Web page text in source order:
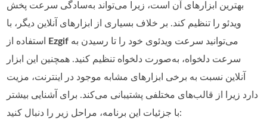
بهترین ابزارهای آن است، زیرا می‌تواند به‌سادگی سرعت پخش
ویدئو را تنظیم کند. بر خلاف بسیاری از ابزارهای آنلاین دیگر، با
Ezgif
سرعت دلخواه، به‌صورت دلخواه تنظیم کنید. همچنین این ابزار
آنلاین نسبت به برخی ابزارهای مشابه موجود در اینترنت، مزیت
دارد زیرا از قالب‌های مختلفی پشتیبانی می‌کند. برای آشنایی بیشتر
با جزئیات این برنامه، مراحل زیر را دنبال کنید: